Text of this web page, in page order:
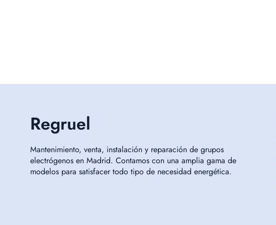
Regruel
Mantenimiento, venta, instalación y reparación de grupos
electrógenos en Madrid. Contamos con una amplia gama de
modelos para satisfacer todo tipo de necesidad energética.